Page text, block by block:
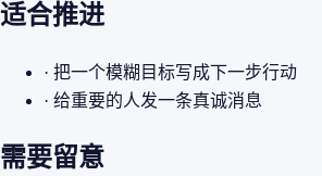
适合推进
· 把一个模糊目标写成下一步行动
· 给重要的人发一条真诚消息
需要留意